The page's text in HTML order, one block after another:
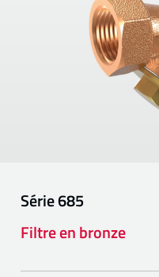
Série685
Filtre en bronze